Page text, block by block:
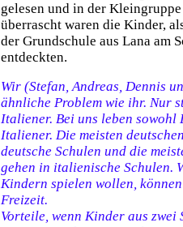
gelesen und in der
überrascht waren die Kinder,
der Grundschule aus Lana am
entdeckten.
Wir (Stefan, Andreas, Dennis
ähnliche Problem wie ihr. Nur
Italiener. Bei uns leben sowohl
Italiener. Die meisten
deutsche Schulen und die
gehen in italienische Schulen.
Kindern spielen wollen,
Freizeit.
Vorteile, wenn Kinder aus zwei